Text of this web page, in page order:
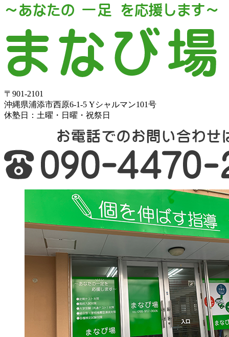
〒901-2101
沖縄県浦添市西原6-1-5 Yシャルマン101号
休塾日：土曜・日曜・祝祭日